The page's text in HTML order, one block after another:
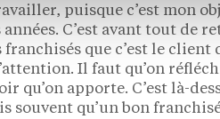
puisque c’est mon
C’est avant tout de
que c’est le client
Il faut qu’on
qu’on apporte. C’est là-
souvent qu’un bon